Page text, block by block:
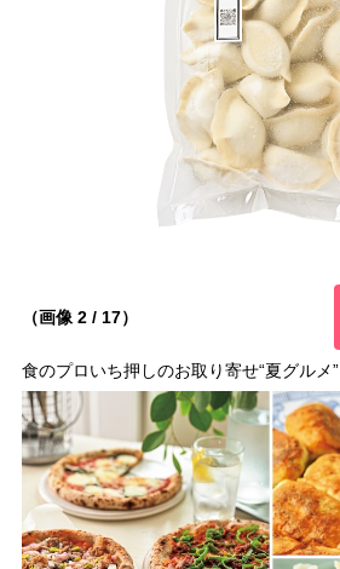
（画像 2 / 17）
食のプロいち押しのお取り寄せ“夏グルメ”